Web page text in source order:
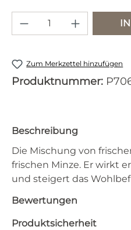
Produkt Anzahl:
Zum Merkzettel hinzufügen
Produktnummer:
Beschreibung
Die Mischung von
frischen Minze. Er wirkt
und steigert das
Bewertungen
Produktsicherheit